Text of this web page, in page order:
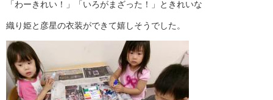
「わーきれい！」「いろがまざった！」ときれいな
織り姫と彦星の衣装ができて嬉しそうでした。